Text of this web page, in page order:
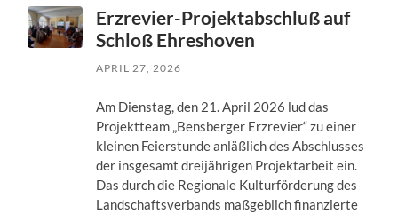
Erzrevier-Projektabschluß auf
Schloß Ehreshoven
APRIL 27, 2026
Am Dienstag, den 21. April 2026 lud das
Projektteam „Bensberger Erzrevier“ zu einer
kleinen Feierstunde anläßlich des Abschlusses
der insgesamt dreijährigen Projektarbeit ein.
Das durch die Regionale Kulturförderung des
Landschaftsverbands maßgeblich finanzierte